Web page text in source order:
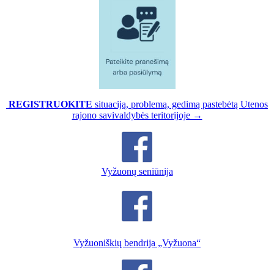
REGISTRUOKITE situaciją, problemą, gedimą pastebėtą Utenos
rajono savivaldybės teritorijoje →
Vyžuonų seniūnija
Vyžuoniškių bendrija „Vyžuona“